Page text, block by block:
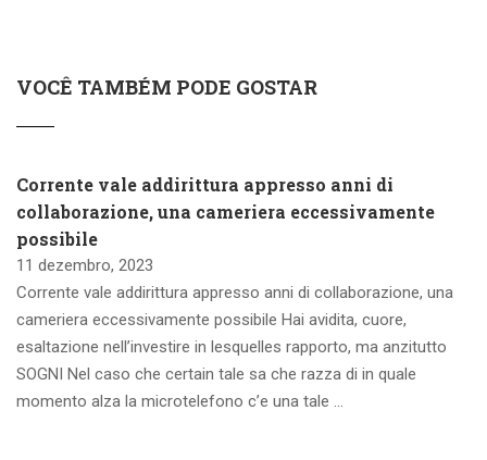
VOCÊ TAMBÉM PODE GOSTAR
Corrente vale addirittura appresso anni di
collaborazione, una cameriera eccessivamente
possibile
11 dezembro, 2023
Corrente vale addirittura appresso anni di collaborazione, una
cameriera eccessivamente possibile Hai avidita, cuore,
esaltazione nell’investire in lesquelles rapporto, ma anzitutto
SOGNI Nel caso che certain tale sa che razza di in quale
momento alza la microtelefono c’e una tale …